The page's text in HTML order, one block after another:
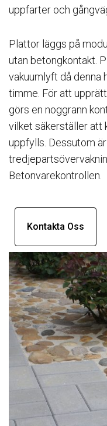
uppfarter och
Plattor läggs på
utan betongkontakt.
vakuumlyft då denna
timme. För att
görs en noggrann
vilket säkerställer att
uppfylls. Dessutom
Betonvarekontrollen.
Kontakta Oss